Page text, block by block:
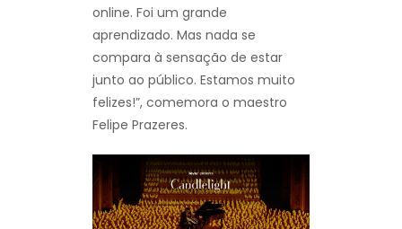
online. Foi um grande
aprendizado. Mas nada se
compara à sensação de estar
junto ao público. Estamos muito
felizes!”, comemora o maestro
Felipe Prazeres.